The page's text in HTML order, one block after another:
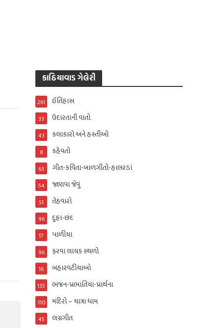
કાઠિયાવાડ ગેલેરી
ઈતિહાસ
261
ઉદારતાની વાતો
33
કલાકારો અને હસ્તીઓ
43
કહેવતો
8
ગીત-કવિતા-બાળગીતો-હાલરડાં
63
જાણવા જેવું
54
તેહવારો
51
દુહા-છંદ
96
પાળીયા
17
ફરવા લાયક સ્થળો
96
બહારવટીયાઓ
16
ભજન-પ્રભાતિયા-પ્રાર્થના
135
મંદિરો – યાત્રા ધામ
110
લગ્નગીત
45